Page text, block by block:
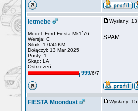
letmebe
Model: Ford Fiesta Mk1`76
Wersja: C
Silnik: 1.0/45KM
Dołączył: 13 Mar 2025
Posty: 1
Skąd: LA
Ostrzeżeń:
999/6/7
Wysłany:
SPAM
FIESTA Moondust Wysłany: